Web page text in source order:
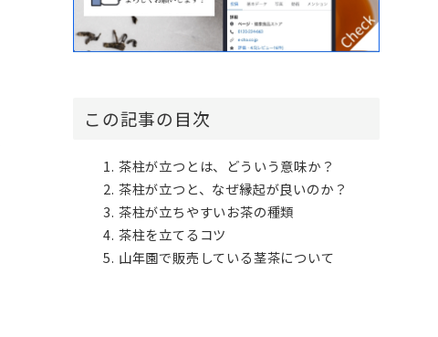
この記事の目次
茶柱が立つとは、どういう意味か？
茶柱が立つと、なぜ縁起が良いのか？
茶柱が立ちやすいお茶の種類
茶柱を立てるコツ
山年園で販売している茎茶について